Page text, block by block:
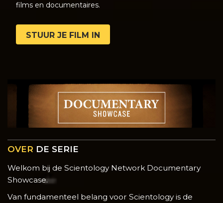
films en documentaires.
STUUR JE FILM IN
OVER DE SERIE
Welkom bij de Scientology Network Documentary
Showcase.
Van fundamenteel belang voor Scientology is de